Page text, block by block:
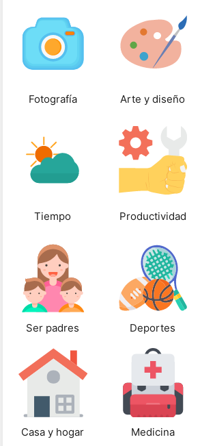
Fotografía Arte y diseño
Tiempo Productividad
Ser padres Deportes
Casa y hogar Medicina